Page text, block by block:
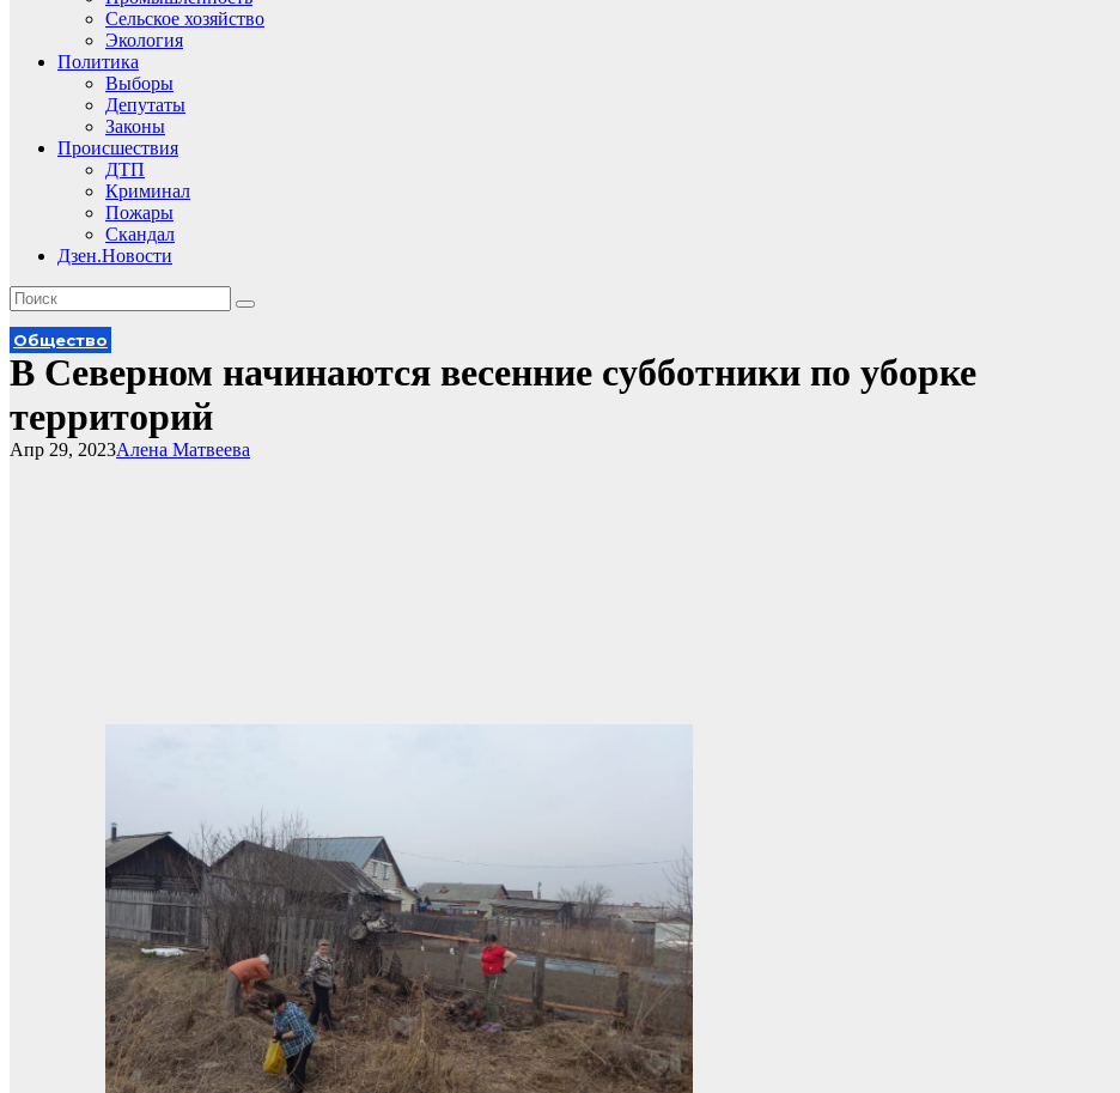
Сельское хозяйство
Экология
Политика
Выборы
Депутаты
Законы
Происшествия
ДТП
Криминал
Пожары
Скандал
Дзен.Новости
Общество
В Северном начинаются весенние субботники по уборке
территорий
Алена Матвеева
Апр 29, 2023